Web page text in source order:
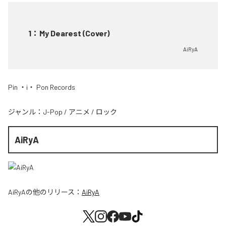
1 ： My Dearest (Cover)
AiRyA
Pin ・i・ Pon Records
ジャンル： J-Pop / アニメ / ロック
AiRyA
AiRyAの他のリリース： AiRyA